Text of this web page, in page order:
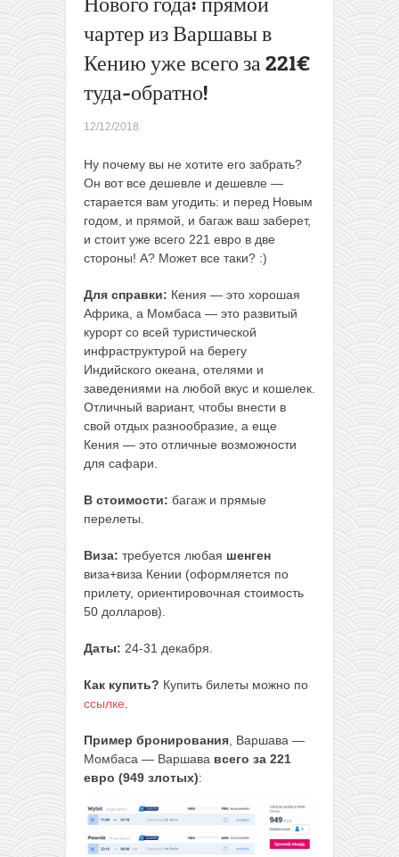
чартер из Варшавы в
Кению уже всего за 221€
туда-обратно!
12/12/2018
Ну почему вы не хотите его забрать?
Он вот все дешевле и дешевле —
старается вам угодить: и перед Новым
годом, и прямой, и багаж ваш заберет,
и стоит уже всего 221 евро в две
стороны! А? Может все таки? :)
Для справки: Кения — это хорошая
Африка, а Момбаса — это развитый
курорт со всей туристической
инфраструктурой на берегу
Индийского океана, отелями и
заведениями на любой вкус и кошелек.
Отличный вариант, чтобы внести в
свой отдых разнообразие, а еще
Кения — это отличные возможности
для сафари.
В стоимости: багаж и прямые
перелеты.
Виза: требуется любая шенген
виза+виза Кении (оформляется по
прилету, ориентировочная стоимость
50 долларов).
Даты: 24-31 декабря.
Как купить? Купить билеты можно по
ссылке
Пример бронирования , Варшава —
Момбаса — Варшава всего за 221
евро (949 злотых):
для
членов
клуба
или за
70€ для
всех
в
всего от
9€ с
цене
(январь-